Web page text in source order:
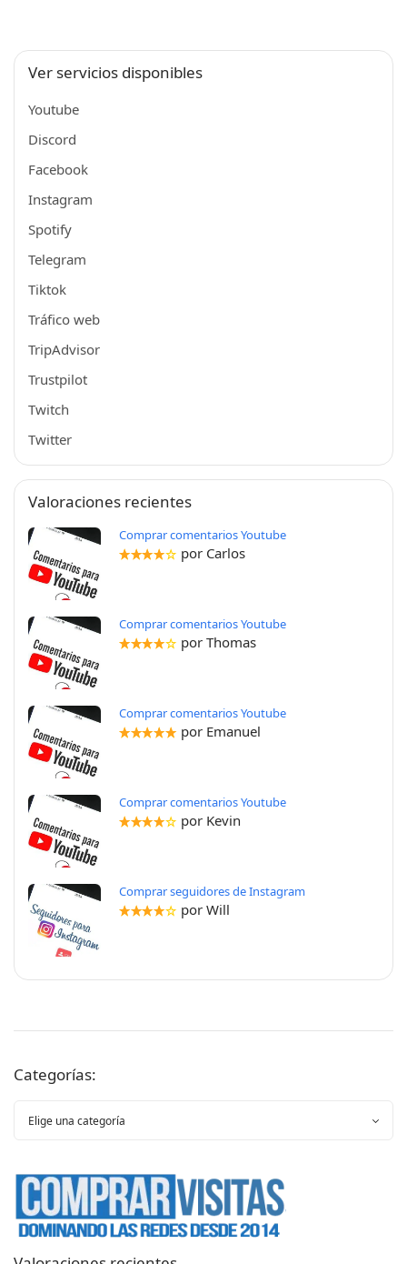
Ver servicios disponibles
Youtube
Discord
Facebook
Instagram
Spotify
Telegram
Tiktok
Tráfico web
TripAdvisor
Trustpilot
Twitch
Twitter
Valoraciones recientes
Comprar comentarios Youtube
por Carlos
Comprar comentarios Youtube
por Thomas
Comprar comentarios Youtube
por Emanuel
Comprar comentarios Youtube
por Kevin
Comprar seguidores de Instagram
por Will
Categorías: